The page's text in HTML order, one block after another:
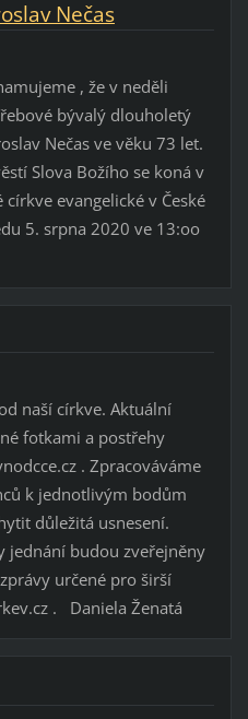
Nečas
, že v neděli
bývalý dlouholetý
Nečas ve věku 73 let.
Slova Božího se koná v
evangelické v České
5. srpna 2020 ve 13:oo
naší církve. Aktuální
fotkami a postřehy
. Zpracováváme
k jednotlivým bodům
důležitá usnesení.
jednání budou zveřejněny
určené pro širší
. Daniela Ženatá